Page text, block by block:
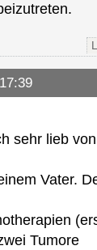
sehr lieb
Vater.
Tumore